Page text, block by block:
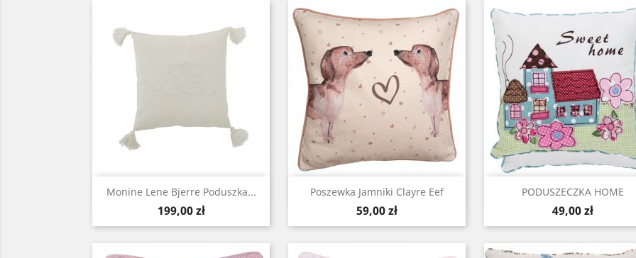
Monine Lene Bjerre Poduszka...
Cena
199,00 zł
Szybki podgląd Poszewka Jamniki Clayre Eef
Cena
59,00 zł
Szybki podgląd PODUSZECZKA HOME
Cena
49,00 zł
Szybki podgląd